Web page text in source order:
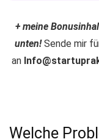
+ meine
unten!Sende mir
an
Welche